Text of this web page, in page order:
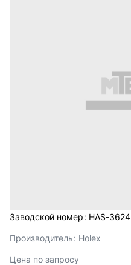
Заводской номер: HAS-3624
Производитель: Holex
Цена по запросу